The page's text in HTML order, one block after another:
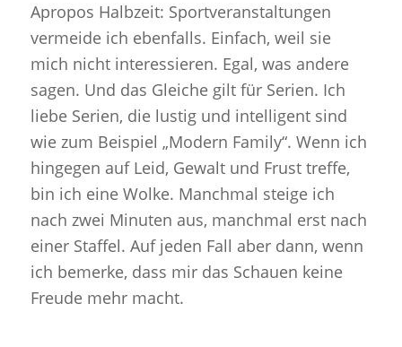
Apropos Halbzeit: Sportveranstaltungen
vermeide ich ebenfalls. Einfach, weil sie
mich nicht interessieren. Egal, was andere
sagen. Und das Gleiche gilt für Serien. Ich
liebe Serien, die lustig und intelligent sind
wie zum Beispiel „Modern Family“. Wenn ich
hingegen auf Leid, Gewalt und Frust treffe,
bin ich eine Wolke. Manchmal steige ich
nach zwei Minuten aus, manchmal erst nach
einer Staffel. Auf jeden Fall aber dann, wenn
ich bemerke, dass mir das Schauen keine
Freude mehr macht.